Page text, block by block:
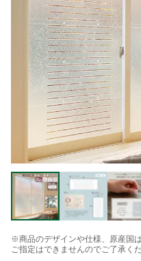
※商品のデザインや仕様、原産国
ご指定はできませんのでご了承くだ